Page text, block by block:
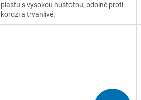
plastu s vysokou hustotou, odolné proti
korozi a trvanlivé.